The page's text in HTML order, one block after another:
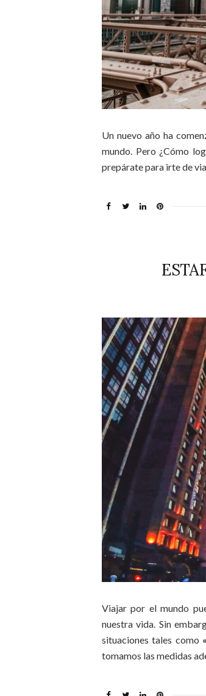
Un nuevo año ha
mundo. Pero ¿Cómo
prepárate para irte de
Viajar por el mundo
nuestra vida. Sin
situaciones tales como
tomamos las medidas